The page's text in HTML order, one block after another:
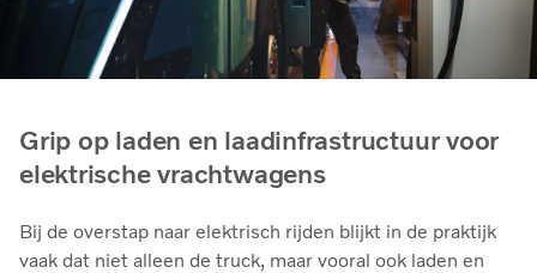
Grip op laden en laadinfrastructuur voor
elektrische vrachtwagens
Bij de overstap naar elektrisch rijden blijkt in de praktijk
vaak dat niet alleen de truck, maar vooral ook laden en